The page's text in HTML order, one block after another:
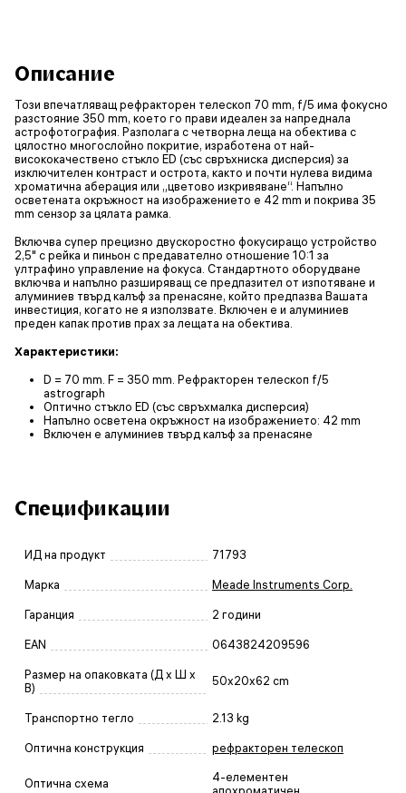
Описание
Този впечатляващ рефракторен телескоп 70 mm, f/5 има фокусно
разстояние 350 mm, което го прави идеален за напреднала
астрофотография. Разполага с четворна леща на обектива с
цялостно многослойно покритие, изработена от най-
висококачествено стъкло ED (със свръхниска дисперсия) за
изключителен контраст и острота, както и почти нулева видима
хроматична аберация или „цветово изкривяване“. Напълно
осветената окръжност на изображението е 42 mm и покрива 35
mm сензор за цялата рамка.
Включва супер прецизно двускоростно фокусиращо устройство
2,5" с рейка и пиньон с предавателно отношение 10:1 за
ултрафино управление на фокуса. Стандартното оборудване
включва и напълно разширяващ се предпазител от изпотяване и
алуминиев твърд калъф за пренасяне, който предпазва Вашата
инвестиция, когато не я използвате. Включен е и алуминиев
преден капак против прах за лещата на обектива.
Характеристики:
D = 70 mm. F = 350 mm. Рефракторен телескоп f/5
astrograph
Оптично стъкло ED (със свръхмалка дисперсия)
Напълно осветена окръжност на изображението: 42 mm
Включен е алуминиев твърд калъф за пренасяне
Спецификации
ИД на продукт 71793
Марка Meade Instruments Corp.
Гаранция 2 години
EAN 0643824209596
Размер на опаковката (Д x Ш x
В)
50x20x62 cm
Транспортно тегло 2.13 kg
Оптична конструкция рефракторен телескоп
Оптична схема
4-елементен